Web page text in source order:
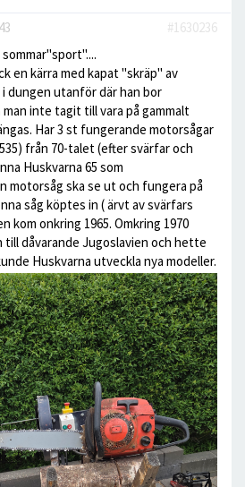
#1630236
en kärra med kapat "skräp" av
dungen utanför där han bor
man inte tagit till vara på gammalt
Har 3 st fungerande motorsågar
från 70-talet (efter svärfar och
Huskvarna 65 som
motorsåg ska se ut och fungera på
såg köptes in ( ärvt av svärfars
kom onkring 1965. Omkring 1970
dåvarande Jugoslavien och hette
Huskvarna utveckla nya modeller.